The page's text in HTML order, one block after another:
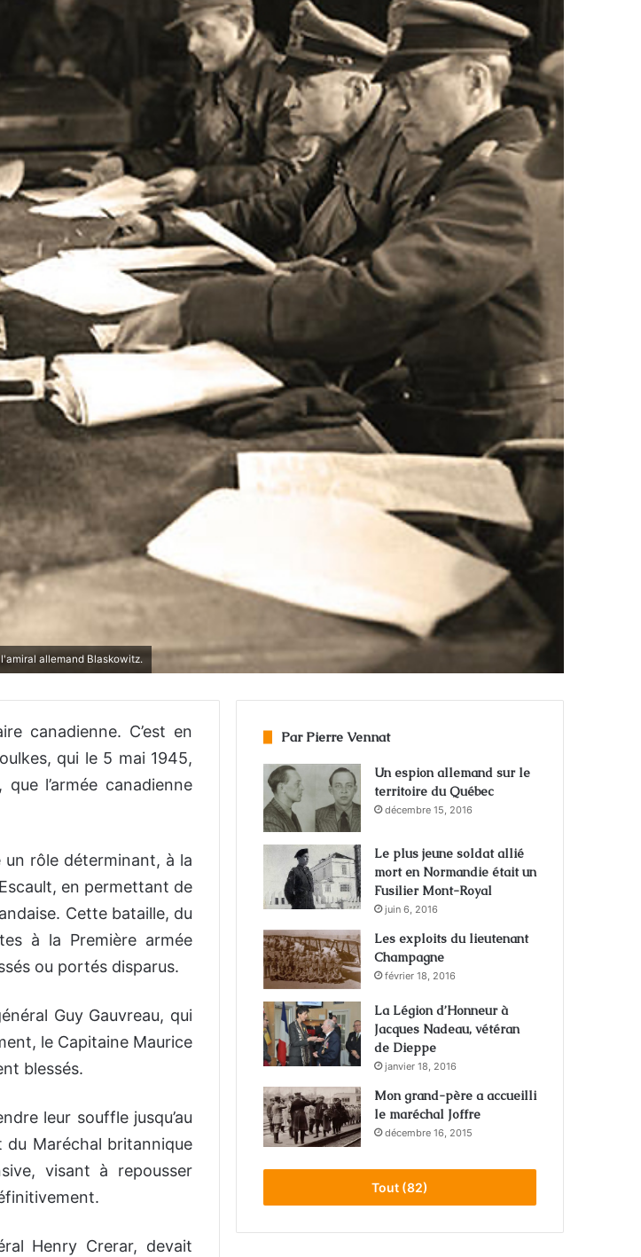
allemand Blaskowitz.
canadienne. C’est en
qui le 5 mai 1945,
l’armée canadienne
un rôle déterminant, à la
en permettant de
Cette bataille, du
à la Première armée
ou portés disparus.
Guy Gauvreau, qui
le Capitaine Maurice
blessés.
leur souffle jusqu’au
du Maréchal britannique
visant à repousser
Henry Crerar, devait
Par Pierre Vennat
Un espion allemand sur le
territoire du Québec
décembre 15, 2016
Le plus jeune soldat allié
mort en Normandie était un
Fusilier Mont-Royal
juin 6, 2016
Les exploits du lieutenant
Champagne
février 18, 2016
La Légion d’Honneur à
Jacques Nadeau, vétéran
de Dieppe
janvier 18, 2016
Mon grand-père a accueilli
le maréchal Joffre
décembre 16, 2015
Tout (82)